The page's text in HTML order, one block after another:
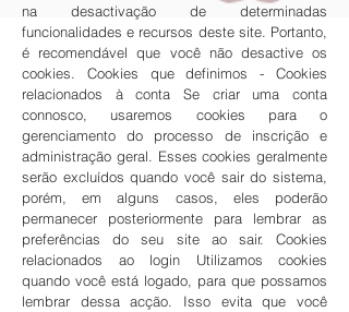
na desactivação de determinadas
funcionalidades e recursos deste site. Portanto,
é recomendável que você não desactive os
cookies. Cookies que definimos - Cookies
relacionados à conta Se criar uma conta
connosco, usaremos cookies para o
gerenciamento do processo de inscrição e
administração geral. Esses cookies geralmente
serão excluídos quando você sair do sistema,
porém, em alguns casos, eles poderão
permanecer posteriormente para lembrar as
preferências do seu site ao sair. Cookies
relacionados ao login Utilizamos cookies
quando você está logado, para que possamos
lembrar dessa acção. Isso evita que você